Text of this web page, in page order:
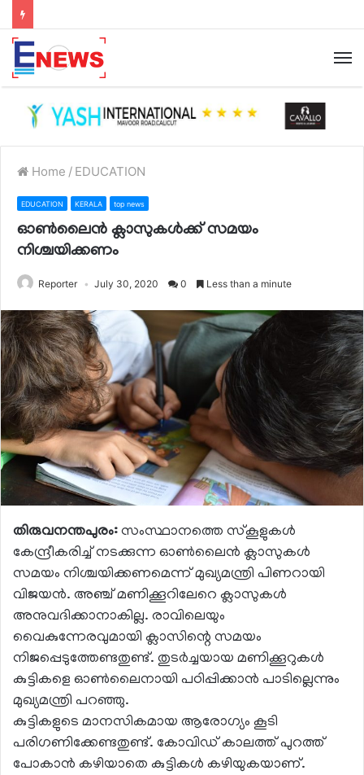
Home / EDUCATION
EDUCATION KERALA top news
ഓണ്‍ലൈന്‍ ക്ലാസുകള്‍ക്ക് സമയം
നിശ്ചയിക്കണം
Reporter July 30, 2020 0 Less than a minute
തിരുവനന്തപുരം: സംസ്ഥാനത്തെ സ്‌കൂളുകള്‍
കേന്ദ്രീകരിച്ച് നടക്കുന്ന ഓണ്‍ലൈന്‍ ക്ലാസുകള്‍
സമയം നിശ്ചയിക്കണമെന്ന് മുഖ്യമന്ത്രി പിണറായി
വിജയന്‍. അഞ്ച് മണിക്കൂറിലേറെ ക്ലാസുകള്‍
അനുവദിക്കാനാകില്ല. രാവിലെയും
വൈകുന്നേരവുമായി ക്ലാസിന്റെ സമയം
നിജപ്പെടുത്തേണ്ടതുണ്ട്. തുടര്‍ച്ചയായ മണിക്കൂറുകള്‍
കുട്ടികളെ ഓണ്‍ലൈനായി പഠിപ്പിക്കാന്‍ പാടില്ലെന്നും
മുഖ്യമന്ത്രി പറഞ്ഞു.
കുട്ടികളുടെ മാനസികമായ ആരോഗ്യം കൂടി
പരിഗണിക്കേണ്ടതുണ്ട്. കോവിഡ് കാലത്ത് പുറത്ത്
പോകാന്‍ കഴിയാതെ കുട്ടികള്‍ കഴിയുകയാണ്.